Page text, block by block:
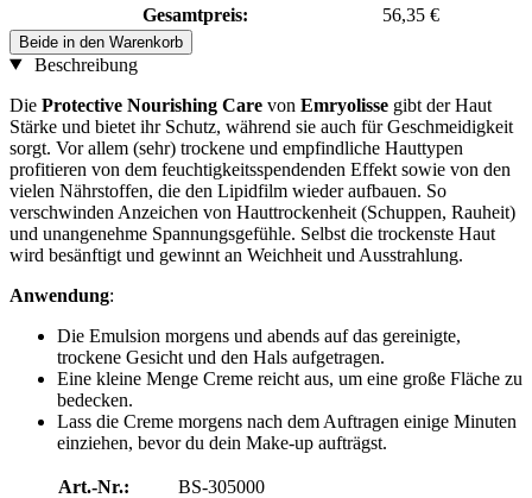
Gesamtpreis:
56,35 €
Beide in den Warenkorb
Beschreibung
Die Protective Nourishing Care von Emryolisse gibt der Haut
Stärke und bietet ihr Schutz, während sie auch für Geschmeidigkeit
sorgt. Vor allem (sehr) trockene und empfindliche Hauttypen
profitieren von dem feuchtigkeitsspendenden Effekt sowie von den
vielen Nährstoffen, die den Lipidfilm wieder aufbauen. So
verschwinden Anzeichen von Hauttrockenheit (Schuppen, Rauheit)
und unangenehme Spannungsgefühle. Selbst die trockenste Haut
wird besänftigt und gewinnt an Weichheit und Ausstrahlung.
Anwendung:
Die Emulsion morgens und abends auf das gereinigte,
trockene Gesicht und den Hals aufgetragen.
Eine kleine Menge Creme reicht aus, um eine große Fläche zu
bedecken.
Lass die Creme morgens nach dem Auftragen einige Minuten
einziehen, bevor du dein Make-up aufträgst.
Art.-Nr.:
BS-305000